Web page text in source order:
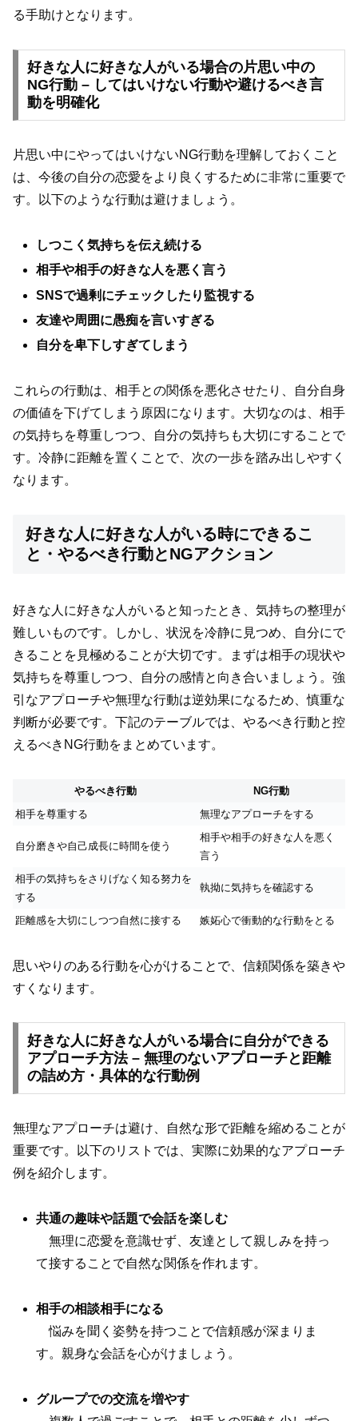
る手助けとなります。
好きな人に好きな人がいる場合の片思い中の
NG行動 – してはいけない行動や避けるべき言
動を明確化
片思い中にやってはいけないNG行動を理解しておくこと
は、今後の自分の恋愛をより良くするために非常に重要で
す。以下のような行動は避けましょう。
しつこく気持ちを伝え続ける
相手や相手の好きな人を悪く言う
SNSで過剰にチェックしたり監視する
友達や周囲に愚痴を言いすぎる
自分を卑下しすぎてしまう
これらの行動は、相手との関係を悪化させたり、自分自身
の価値を下げてしまう原因になります。大切なのは、相手
の気持ちを尊重しつつ、自分の気持ちも大切にすることで
す。冷静に距離を置くことで、次の一歩を踏み出しやすく
なります。
好きな人に好きな人がいる時にできるこ
と・やるべき行動とNGアクション
好きな人に好きな人がいると知ったとき、気持ちの整理が
難しいものです。しかし、状況を冷静に見つめ、自分にで
きることを見極めることが大切です。まずは相手の現状や
気持ちを尊重しつつ、自分の感情と向き合いましょう。強
引なアプローチや無理な行動は逆効果になるため、慎重な
判断が必要です。下記のテーブルでは、やるべき行動と控
えるべきNG行動をまとめています。
やるべき行動
NG行動
相手を尊重する
無理なアプローチをする
自分磨きや自己成長に時間を使う
相手や相手の好きな人を悪く
言う
相手の気持ちをさりげなく知る努力を
する
執拗に気持ちを確認する
距離感を大切にしつつ自然に接する 嫉妬心で衝動的な行動をとる
思いやりのある行動を心がけることで、信頼関係を築きや
すくなります。
好きな人に好きな人がいる場合に自分ができる
アプローチ方法 – 無理のないアプローチと距離
の詰め方・具体的な行動例
無理なアプローチは避け、自然な形で距離を縮めることが
重要です。以下のリストでは、実際に効果的なアプローチ
例を紹介します。
共通の趣味や話題で会話を楽しむ
無理に恋愛を意識せず、友達として親しみを持っ
て接することで自然な関係を作れます。
相手の相談相手になる
悩みを聞く姿勢を持つことで信頼感が深まりま
す。親身な会話を心がけましょう。
グループでの交流を増やす